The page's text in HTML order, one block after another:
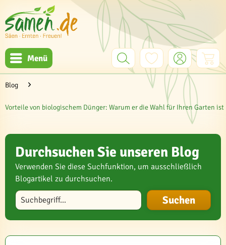
Menü
Blog
Vorteile von biologischem Dünger: Warum er die Wahl für Ihren Garten ist
Durchsuchen Sie unseren Blog
Verwenden Sie diese Suchfunktion, um ausschließlich
Blogartikel zu durchsuchen.
Blog durchsuchen